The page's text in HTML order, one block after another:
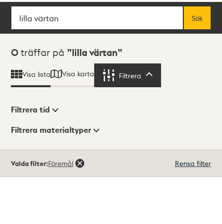
Sök
Sök
Sökresultat
0 träffar på lilla värtan
Visa lista Visa karta Filtrera
Visningsläge
Filtrera tid
Filtrera materialtyper
träffar
Valda filter:Föremål Rensa filter